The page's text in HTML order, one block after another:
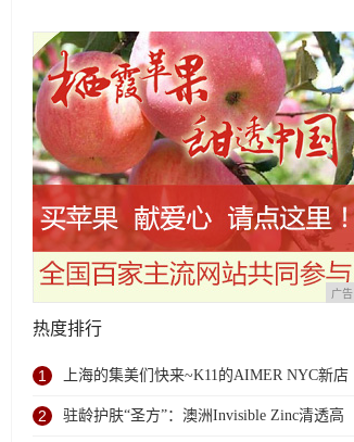
中年女人喜爱的款式
穿，梦回80年代
广告
热度排行
1 上海的集美们快来~K11的AIMER NYC新店
也太酷了叭！
2 驻龄护肤“圣方”：澳洲Invisible Zinc清透高